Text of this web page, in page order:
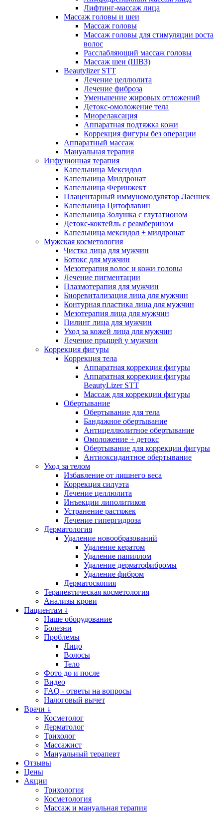
Лифтинг-массаж лица
Массаж головы и шеи
Массаж головы
Массаж головы для стимуляции роста
волос
Расслабляющий массаж головы
Массаж шеи (ШВЗ)
Beautylizer STT
Лечение целлюлита
Лечение фиброза
Уменьшение жировых отложений
Детокс-омоложение тела
Миорелаксация
Аппаратная подтяжка кожи
Коррекция фигуры без операции
Аппаратный массаж
Мануальная терапия
Инфузионная терапия
Капельница Мексидол
Капельница Милдронат
Капельница Феринжект
Плацентарный иммуномодулятор Лаеннек
Капельница Цитофлавин
Капельница Золушка с глутатионом
Детокс-коктейль с реамберином
Капельница мексидол + милдронат
Мужская косметология
Чистка лица для мужчин
Ботокс для мужчин
Мезотерапия волос и кожи головы
Лечение пигментации
Плазмотерапия для мужчин
Биоревитализация лица для мужчин
Контурная пластика лица для мужчин
Мезотерапия лица для мужчин
Пилинг лица для мужчин
Уход за кожей лица для мужчин
Лечение прыщей у мужчин
Коррекция фигуры
Коррекция тела
Аппаратная коррекция фигуры
Аппаратная коррекция фигуры
BeautyLizer STT
Массаж для коррекции фигуры
Обертывание
Обертывание для тела
Бандажное обертывание
Антицеллюлитное обертывание
Омоложение + детокс
Обертывание для коррекции фигуры
Антиоксидантное обертывание
Уход за телом
Избавление от лишнего веса
Коррекция силуэта
Лечение целлюлита
Инъекции липолитиков
Устранение растяжек
Лечение гипергидроза
Дерматология
Удаление новообразований
Удаление кератом
Удаление папиллом
Удаление дерматофибромы
Удаление фибром
Дерматоскопия
Терапевтическая косметология
Анализы крови
Пациентам ↓
Наше оборудование
Болезни
Проблемы
Лицо
Волосы
Тело
Фото до и после
Видео
FAQ - ответы на вопросы
Налоговый вычет
Врачи ↓
Косметолог
Дерматолог
Трихолог
Массажист
Мануальный терапевт
Отзывы
Цены
Акции
Трихология
Косметология
Массаж и мануальная терапия